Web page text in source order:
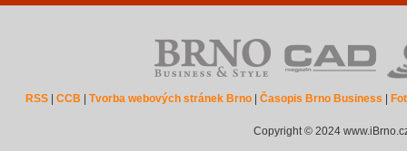
RSS| CCB Tvorba webových stránek Brno| Časopis Brno Business
Copyright © 2024